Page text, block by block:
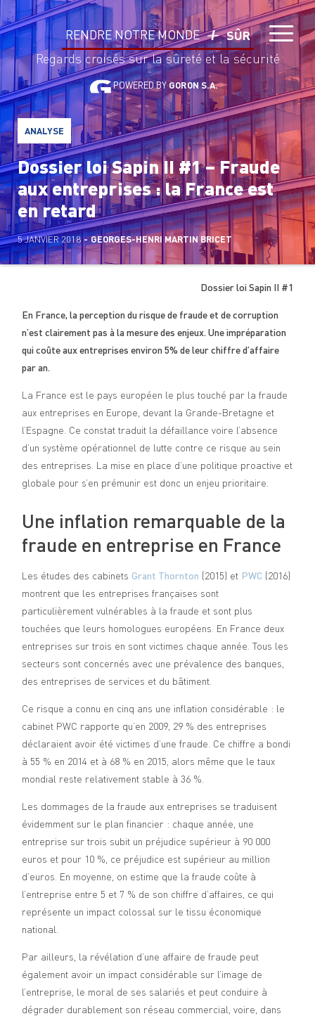
RENDRE NOTRE MONDE SÛR
Regards croisés sur la sûreté et la sécurité
POWERED BYGORON S.A.
ANALYSE
Dossier loi Sapin II #1 – Fraude
aux entreprises : la France est
en retard
5 JANVIER 2018 - GEORGES-HENRI MARTIN BRICET
Dossier loi Sapin II #1
En France, la perception du risque de fraude et de corruption
n’est clairement pas à la mesure des enjeux. Une impréparation
qui coûte aux entreprises environ 5% de leur chiffre d’affaire
par an.
La France est le pays européen le plus touché par la fraude
aux entreprises en Europe, devant la Grande-Bretagne et
l’Espagne. Ce constat traduit la défaillance voire l’absence
d’un système opérationnel de lutte contre ce risque au sein
des entreprises. La mise en place d’une politique proactive et
globale pour s’en prémunir est donc un enjeu prioritaire.
Une inflation remarquable de la
fraude en entreprise en France
Les études des cabinetsGrant Thornton (2015) et PWC (2016)
montrent que les entreprises françaises sont
particulièrement vulnérables à la fraude et sont plus
touchées que leurs homologues européens. En France deux
entreprises sur trois en sont victimes chaque année. Tous les
secteurs sont concernés avec une prévalence des banques,
des entreprises de services et du bâtiment.
Ce risque a connu en cinq ans une inflation considérable : le
cabinet PWC rapporte qu’en 2009, 29 % des entreprises
déclaraient avoir été victimes d’une fraude. Ce chiffre a bondi
à 55 % en 2014 et à 68 % en 2015, alors même que le taux
mondial reste relativement stable à 36 %.
Les dommages de la fraude aux entreprises se traduisent
évidemment sur le plan financier : chaque année, une
entreprise sur trois subit un préjudice supérieur à 90 000
euros et pour 10 %, ce préjudice est supérieur au million
d’euros. En moyenne, on estime que la fraude coûte à
l’entreprise entre 5 et 7 % de son chiffre d’affaires, ce qui
représente un impact colossal sur le tissu économique
national.
Par ailleurs, la révélation d’une affaire de fraude peut
également avoir un impact considérable sur l’image de
l’entreprise, le moral de ses salariés et peut conduire à
dégrader durablement son réseau commercial, voire, dans